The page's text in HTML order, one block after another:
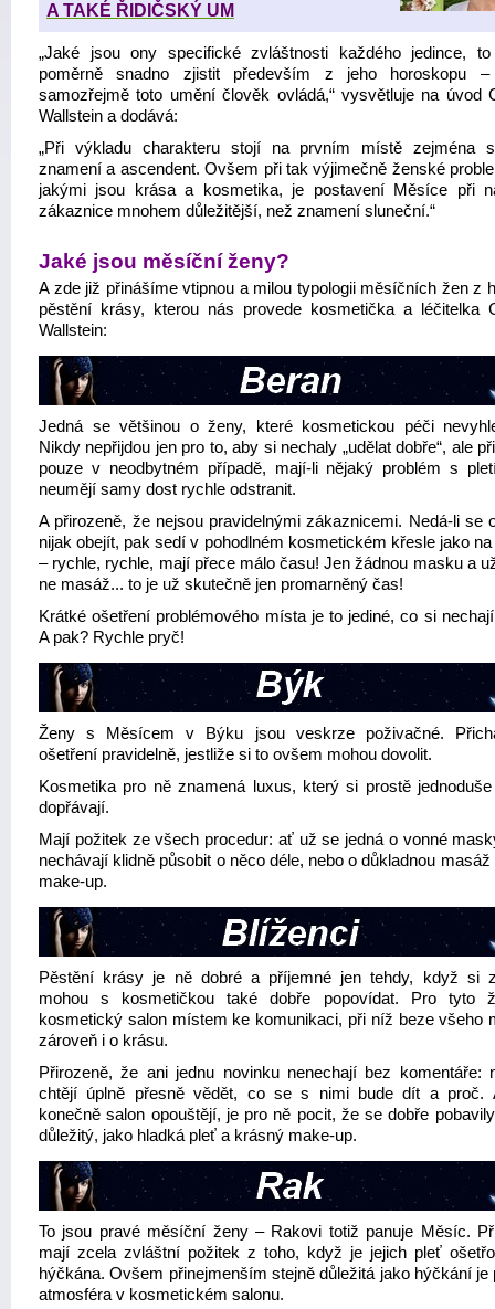
A TAKÉ ŘIDIČSKÝ UM
„Jaké jsou ony specifické zvláštnosti každého jedince,
poměrně snadno zjistit především z jeho horoskopu –
samozřejmě toto umění člověk ovládá,“ vysvětluje na úvod
Wallstein a dodává:
„Při výkladu charakteru stojí na prvním místě zejména
znamení a ascendent. Ovšem při tak výjimečně ženské
jakými jsou krása a kosmetika, je postavení Měsíce při
zákaznice mnohem důležitější, než znamení sluneční.“
Jaké jsou měsíční ženy?
A zde již přinášíme vtipnou a milou typologii měsíčních žen z
pěstění krásy, kterou nás provede kosmetička a léčitelka
Wallstein:
Jedná se většinou o ženy, které kosmetickou péči
Nikdy nepřijdou jen pro to, aby si nechaly „udělat dobře“, ale
pouze v neodbytném případě, mají-li nějaký problém s
neumějí samy dost rychle odstranit.
A přirozeně, že nejsou pravidelnými zákaznicemi. Nedá-li se
nijak obejít, pak sedí v pohodlném kosmetickém křesle jako na
– rychle, rychle, mají přece málo času! Jen žádnou masku a
ne masáž... to je už skutečně jen promarněný čas!
Krátké ošetření problémového místa je to jediné, co si
A pak? Rychle pryč!
Ženy s Měsícem v Býku jsou veskrze poživačné.
ošetření pravidelně, jestliže si to ovšem mohou dovolit.
Kosmetika pro ně znamená luxus, který si prostě
dopřávají.
Mají požitek ze všech procedur: ať už se jedná o vonné
nechávají klidně působit o něco déle, nebo o důkladnou
make-up.
Pěstění krásy je ně dobré a příjemné jen tehdy, když si
mohou s kosmetičkou také dobře popovídat. Pro tyto
kosmetický salon místem ke komunikaci, při níž beze všeho
zároveň i o krásu.
Přirozeně, že ani jednu novinku nenechají bez komentáře:
chtějí úplně přesně vědět, co se s nimi bude dít a proč.
konečně salon opouštějí, je pro ně pocit, že se dobře
důležitý, jako hladká pleť a krásný make-up.
To jsou pravé měsíční ženy – Rakovi totiž panuje Měsíc.
mají zcela zvláštní požitek z toho, když je jejich pleť
hýčkána. Ovšem přinejmenším stejně důležitá jako hýčkání je
atmosféra v kosmetickém salonu.